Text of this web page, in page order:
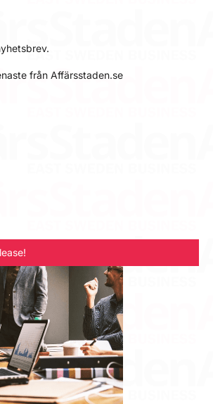
från Affärsstaden.se